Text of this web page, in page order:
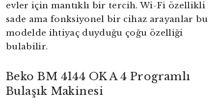
evler için mantıklı bir tercih. Wi-Fi özellikli
sade ama fonksiyonel bir cihaz arayanlar bu
modelde ihtiyaç duyduğu çoğu özelliği
bulabilir.
Beko BM 4144 OK A 4 Programlı
Bulaşık Makinesi